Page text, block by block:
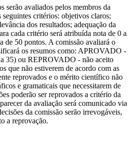
serão avaliados pelos membros da
critérios: objetivos claros;
dos resultados; adequação da
cada critério será atribuída nota de 0 a
de 50 pontos. A comissão avaliará o
os resumos como: APROVADO -
35) ou REPROVADO - não aceito
que não estiverem de acordo com as
reprovados e o mérito científico não
e gramaticais que necessitarem de
poderão ser reprovados a critério da
da avaliação será comunicado via
da comissão serão irrevogáveis,
a reprovação.